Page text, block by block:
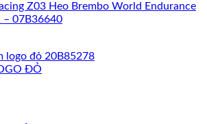
Z03 Heo Brembo World Endurance
– 07B36640